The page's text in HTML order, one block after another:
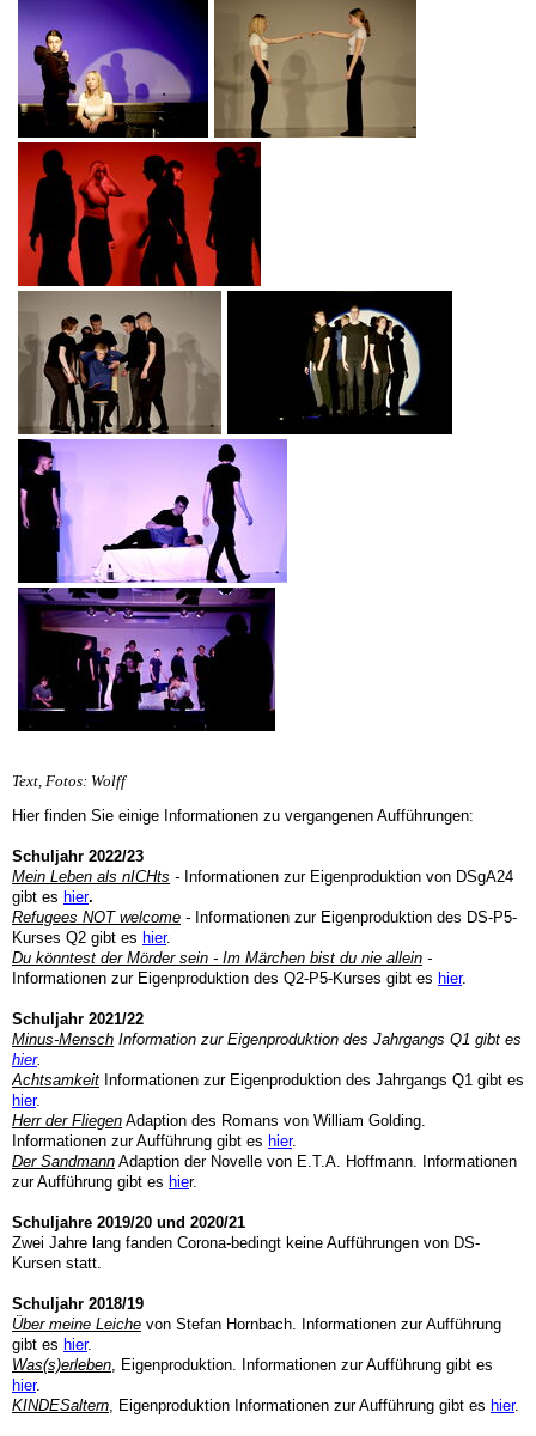
Text, Fotos: Wolff
Hier finden Sie einige Informationen zu vergangenen Aufführungen:
Schuljahr 2022/23
Mein Leben als nICHts - Informationen zur Eigenproduktion von DSgA24
gibt es hier.
Refugees NOT welcome - Informationen zur Eigenproduktion des DS-P5-
Kurses Q2 gibt es hier.
Du könntest der Mörder sein - Im Märchen bist du nie allein -
Informationen zur Eigenproduktion des Q2-P5-Kurses gibt es hier.
Schuljahr 2021/22
Minus-Mensch Information zur Eigenproduktion des Jahrgangs Q1 gibt es
hier.
Achtsamkeit Informationen zur Eigenproduktion des Jahrgangs Q1 gibt es
hier.
Herr der Fliegen Adaption des Romans von William Golding.
Informationen zur Aufführung gibt es hier.
Der Sandmann Adaption der Novelle von E.T.A. Hoffmann. Informationen
zur Aufführung gibt es hier.
Schuljahre 2019/20 und 2020/21
Zwei Jahre lang fanden Corona-bedingt keine Aufführungen von DS-
Kursen statt.
Schuljahr 2018/19
Über meine Leiche von Stefan Hornbach. Informationen zur Aufführung
gibt es hier.
Was(s)erleben, Eigenproduktion. Informationen zur Aufführung gibt es
hier.
KINDESaltern, Eigenproduktion Informationen zur Aufführung gibt es hier.